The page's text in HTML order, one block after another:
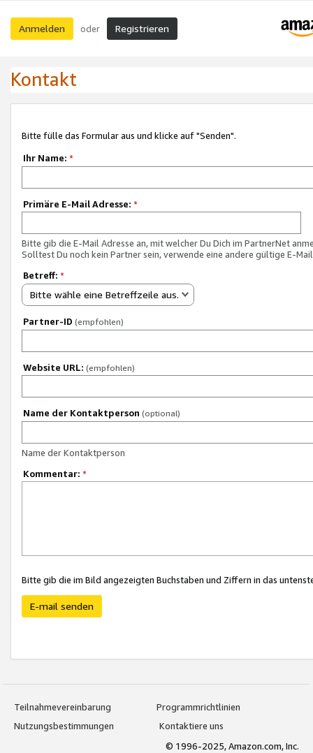
Anmelden oder Registrieren
Kontakt
Bitte fülle das Formular aus und klicke auf "Senden".
Ihr Name: *
Primäre E-Mail Adresse: *
Bitte gib die E-Mail Adresse an, mit welcher Du Dich im PartnerNet
Solltest Du noch kein Partner sein, verwende eine andere gültige E-
Betreff: *
Bitte wähle eine Betreffzeile aus.
Partner-ID (empfohlen)
Website URL: (empfohlen)
Name der Kontaktperson (optional)
Name der Kontaktperson
Kommentar: *
Bitte gib die im Bild angezeigten Buchstaben und Ziffern in das
E-mail senden
Teilnahmevereinbarung
Programmrichtlinien
Nutzungsbestimmungen
Kontaktiere uns
© 1996-2025, Amazon.com, Inc.